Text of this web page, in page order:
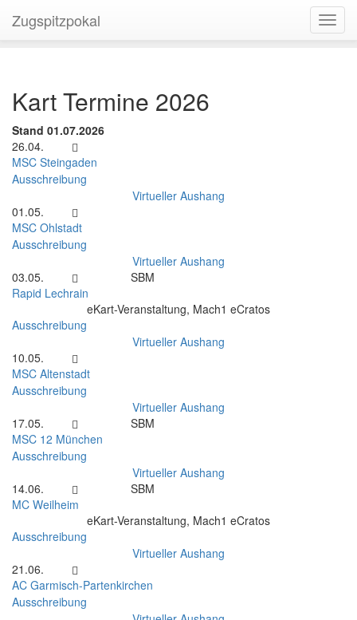
ein-/
Zugspitzpokal
Kart Termine 2026
Stand 01.07.2026
26.04.
MSC Steingaden
Ausschreibung
Virtueller Aushang
01.05.
MSC Ohlstadt
Ausschreibung
Virtueller Aushang
03.05.
SBM
Rapid Lechrain
eKart-Veranstaltung, Mach1 eCratos
Ausschreibung
Virtueller Aushang
10.05.
MSC Altenstadt
Ausschreibung
Virtueller Aushang
17.05.
SBM
MSC 12 München
Ausschreibung
Virtueller Aushang
14.06.
SBM
MC Weilheim
eKart-Veranstaltung, Mach1 eCratos
Ausschreibung
Virtueller Aushang
21.06.
AC Garmisch-Partenkirchen
Ausschreibung